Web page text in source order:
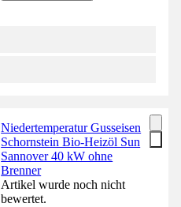
Niedertemperatur Gusseisen
Schornstein Bio-Heizöl Sun
Sannover 40 kW ohne
Brenner
Artikel wurde noch nicht
bewertet.